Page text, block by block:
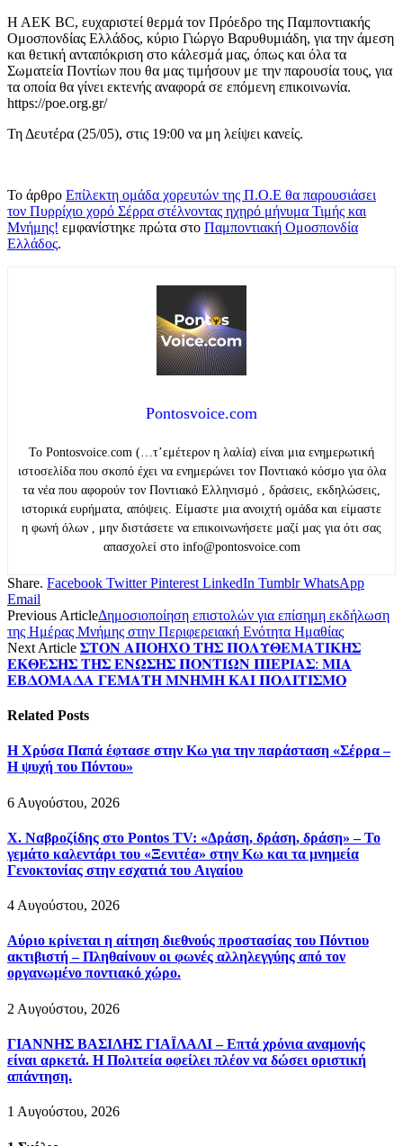
Η ΑΕΚ BC, ευχαριστεί θερμά τον Πρόεδρο της Παμποντιακής
Ομοσπονδίας Ελλάδος, κύριο Γιώργο Βαρυθυμιάδη, για την άμεση
και θετική ανταπόκριση στο κάλεσμά μας, όπως και όλα τα
Σωματεία Ποντίων που θα μας τιμήσουν με την παρουσία τους, για
τα οποία θα γίνει εκτενής αναφορά σε επόμενη επικοινωνία.
https://poe.org.gr/
Τη Δευτέρα (25/05), στις 19:00 να μη λείψει κανείς.
Το άρθρο Επίλεκτη ομάδα χορευτών της Π.Ο.Ε θα παρουσιάσει
τον Πυρρίχιο χορό Σέρρα στέλνοντας ηχηρό μήνυμα Τιμής και
Μνήμης! εμφανίστηκε πρώτα στο Παμποντιακή Ομοσπονδία
Ελλάδος.
Pontosvoice.com
Το Pontosvoice.com (…τ’εμέτερον η λαλία) είναι μια ενημερωτική
ιστοσελίδα που σκοπό έχει να ενημερώνει τον Ποντιακό κόσμο για όλα
τα νέα που αφορούν τον Ποντιακό Ελληνισμό , δράσεις, εκδηλώσεις,
ιστορικά ευρήματα, απόψεις. Είμαστε μια ανοιχτή ομάδα και είμαστε
η φωνή όλων , μην διστάσετε να επικοινωνήσετε μαζί μας για ότι σας
απασχολεί στο info@pontosvoice.com
Share. Facebook Twitter Pinterest LinkedIn Tumblr WhatsApp
Email
Previous ArticleΔημοσιοποίηση επιστολών για επίσημη εκδήλωση
της Ημέρας Μνήμης στην Περιφερειακή Ενότητα Ημαθίας
Next Article 𝚺𝚻𝚶𝚴 𝚨𝚷𝚶𝚮𝚾𝚶 𝚻𝚮𝚺 𝚷𝚶𝚲𝚼𝚯𝚬𝚳𝚨𝚻𝚰𝚱𝚮𝚺
𝚬𝚱𝚯𝚬𝚺𝚮𝚺 𝚻𝚮𝚺 𝚬𝚴𝛀𝚺𝚮𝚺 𝚷𝚶𝚴𝚻𝚰𝛀𝚴 𝚷𝚰𝚬𝚸𝚰𝚨𝚺: 𝚳𝚰𝚨
𝚬𝚩𝚫𝚶𝚳𝚨𝚫𝚨 𝚪𝚬𝚳𝚨𝚻𝚮 𝚳𝚴𝚮𝚳𝚮 𝚱𝚨𝚰 𝚷𝚶𝚲𝚰𝚻𝚰𝚺𝚳𝚶
Related Posts
Η Χρύσα Παπά έφτασε στην Κω για την παράσταση «Σέρρα –
Η ψυχή του Πόντου»
6 Αυγούστου, 2026
Χ. Ναβροζίδης στο Pontos TV: «Δράση, δράση, δράση» – Το
γεμάτο καλεντάρι του «Ξενιτέα» στην Κω και τα μνημεία
Γενοκτονίας στην εσχατιά του Αιγαίου
4 Αυγούστου, 2026
Αύριο κρίνεται η αίτηση διεθνούς προστασίας του Πόντιου
ακτιβιστή – Πληθαίνουν οι φωνές αλληλεγγύης από τον
οργανωμένο ποντιακό χώρο.
2 Αυγούστου, 2026
ΓΙΑΝΝΗΣ ΒΑΣΙΛΗΣ ΓΙΑΪΛΑΛΙ – Επτά χρόνια αναμονής
είναι αρκετά. Η Πολιτεία οφείλει πλέον να δώσει οριστική
απάντηση.
1 Αυγούστου, 2026